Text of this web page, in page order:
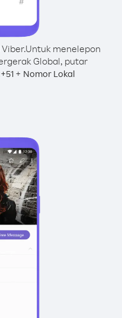
Untuk menelepon
Global, putar
+51 + Nomor Lokal